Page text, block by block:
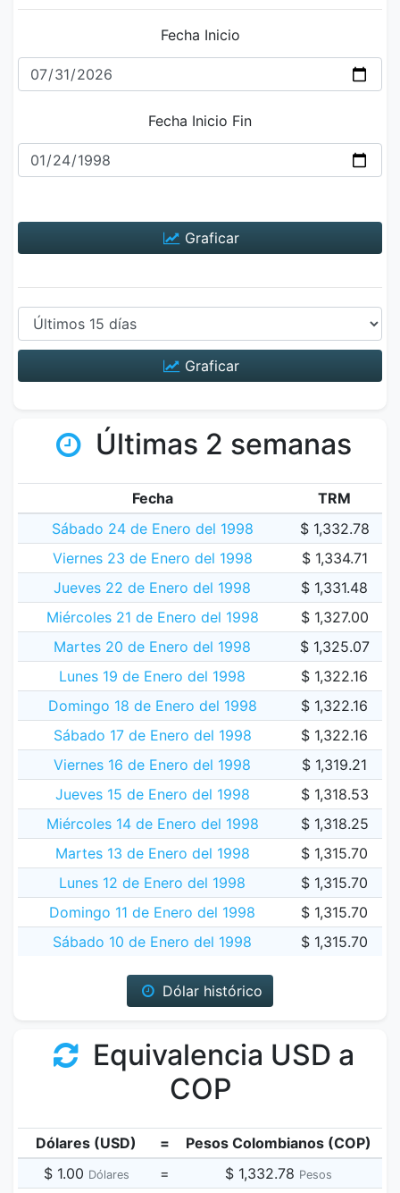
Fecha Inicio
Fecha Inicio Fin
Graficar
Graficar
Últimas 2 semanas
Fecha
TRM
Sábado 24 de Enero del 1998
$ 1,332.78
Viernes 23 de Enero del 1998
$ 1,334.71
Jueves 22 de Enero del 1998
$ 1,331.48
Miércoles 21 de Enero del 1998
$ 1,327.00
Martes 20 de Enero del 1998
$ 1,325.07
Lunes 19 de Enero del 1998
$ 1,322.16
Domingo 18 de Enero del 1998
$ 1,322.16
Sábado 17 de Enero del 1998
$ 1,322.16
Viernes 16 de Enero del 1998
$ 1,319.21
Jueves 15 de Enero del 1998
$ 1,318.53
Miércoles 14 de Enero del 1998
$ 1,318.25
Martes 13 de Enero del 1998
$ 1,315.70
Lunes 12 de Enero del 1998
$ 1,315.70
Domingo 11 de Enero del 1998
$ 1,315.70
Sábado 10 de Enero del 1998
$ 1,315.70
Dólar histórico
Equivalencia USD a
COP
Dólares (USD) =
Pesos Colombianos (COP)
$ 1.00 Dólares = $ 1,332.78 Pesos